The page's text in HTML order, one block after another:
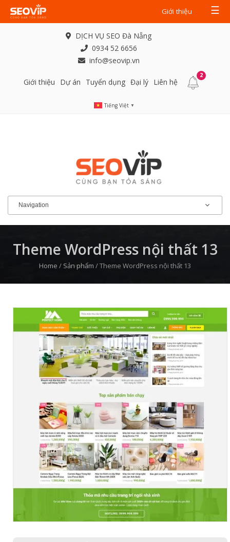
Giới thiệu ☰
DỊCH VỤ SEO Đà Nẵng
0934 52 6656
info@seovip.vn
Giới thiệu Dự án Tuyển dụng Đại lý Liên hệ
2
Tiếng Việt ▼
Theme WordPress nội thất 13
Home / Sản phẩm /Theme WordPress nội thất 13